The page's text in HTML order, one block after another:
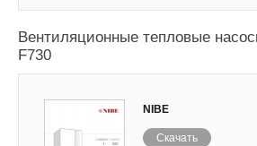
Вентиляционные тепловые
F730
NIBE
Скачать